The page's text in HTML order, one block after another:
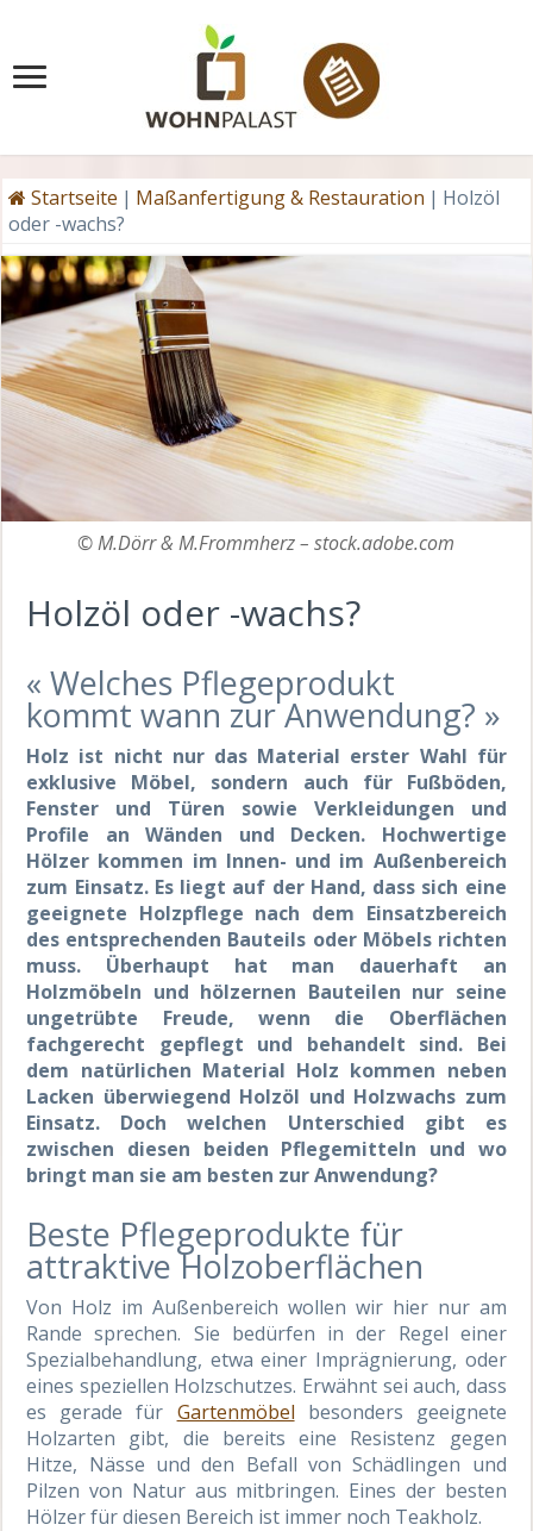
Startseite | Maßanfertigung & Restauration | Holzöl
oder -wachs?
© M.Dörr & M.Frommherz – stock.adobe.com
Holzöl oder -wachs?
« Welches Pflegeprodukt
kommt wann zur Anwendung? »
Holz ist nicht nur das Material erster Wahl für
exklusive Möbel, sondern auch für Fußböden,
Fenster und Türen sowie Verkleidungen und
Profile an Wänden und Decken. Hochwertige
Hölzer kommen im Innen- und im Außenbereich
zum Einsatz. Es liegt auf der Hand, dass sich eine
geeignete Holzpflege nach dem Einsatzbereich
des entsprechenden Bauteils oder Möbels richten
muss. Überhaupt hat man dauerhaft an
Holzmöbeln und hölzernen Bauteilen nur seine
ungetrübte Freude, wenn die Oberflächen
fachgerecht gepflegt und behandelt sind. Bei
dem natürlichen Material Holz kommen neben
Lacken überwiegend Holzöl und Holzwachs zum
Einsatz. Doch welchen Unterschied gibt es
zwischen diesen beiden Pflegemitteln und wo
bringt man sie am besten zur Anwendung?
Beste Pflegeprodukte für
attraktive Holzoberflächen
Von Holz im Außenbereich wollen wir hier nur am
Rande sprechen. Sie bedürfen in der Regel einer
Spezialbehandlung, etwa einer Imprägnierung, oder
eines speziellen Holzschutzes. Erwähnt sei auch, dass
es gerade für Gartenmöbel besonders geeignete
Holzarten gibt, die bereits eine Resistenz gegen
Hitze, Nässe und den Befall von Schädlingen und
Pilzen von Natur aus mitbringen. Eines der besten
Hölzer für diesen Bereich ist immer noch Teakholz.